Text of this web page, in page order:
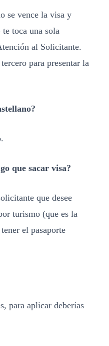
se vence la visa y
toca una sola
al Solicitante.
para presentar la
que sacar visa?
que desee
turismo (que es la
el pasaporte
para aplicar deberías